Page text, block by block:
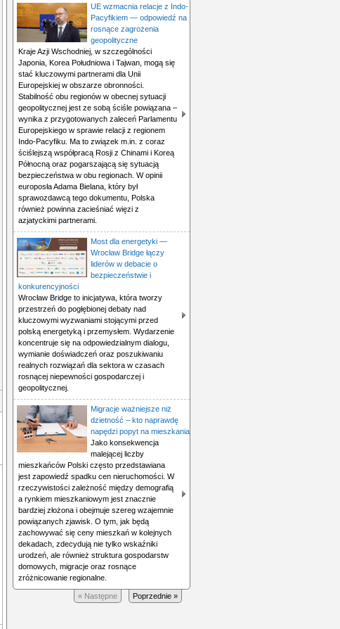
UE wzmacnia relacje z Indo-
Pacyfikiem — odpowiedź na
rosnące zagrożenia
geopolityczne
Kraje Azji Wschodniej, w szczególności
Japonia, Korea Południowa i Tajwan, mogą się
stać kluczowymi partnerami dla Unii
Europejskiej w obszarze obronności.
Stabilność obu regionów w obecnej sytuacji
geopolitycznej jest ze sobą ściśle powiązana –
wynika z przygotowanych zaleceń Parlamentu
Europejskiego w sprawie relacji z regionem
Indo-Pacyfiku. Ma to związek m.in. z coraz
ściślejszą współpracą Rosji z Chinami i Koreą
Północną oraz pogarszającą się sytuacją
bezpieczeństwa w obu regionach. W opinii
europosła Adama Bielana, który był
sprawozdawcą tego dokumentu, Polska
również powinna zacieśniać więzi z
azjatyckimi partnerami.
Most dla energetyki —
Wrocław Bridge łączy
liderów w debacie o
bezpieczeństwie i
konkurencyjności
Wrocław Bridge to inicjatywa, która tworzy
przestrzeń do pogłębionej debaty nad
kluczowymi wyzwaniami stojącymi przed
polską energetyką i przemysłem. Wydarzenie
koncentruje się na odpowiedzialnym dialogu,
wymianie doświadczeń oraz poszukiwaniu
realnych rozwiązań dla sektora w czasach
rosnącej niepewności gospodarczej i
geopolitycznej.
Migracje ważniejsze niż
dzietność – kto naprawdę
napędzi popyt na mieszkania
Jako konsekwencja
malejącej liczby
mieszkańców Polski często przedstawiana
jest zapowiedź spadku cen nieruchomości. W
rzeczywistości zależność między demografią
a rynkiem mieszkaniowym jest znacznie
bardziej złożona i obejmuje szereg wzajemnie
powiązanych zjawisk. O tym, jak będą
zachowywać się ceny mieszkań w kolejnych
dekadach, zdecydują nie tylko wskaźniki
urodzeń, ale również struktura gospodarstw
domowych, migracje oraz rosnące
zróżnicowanie regionalne.
Poprzednie »
« Następne